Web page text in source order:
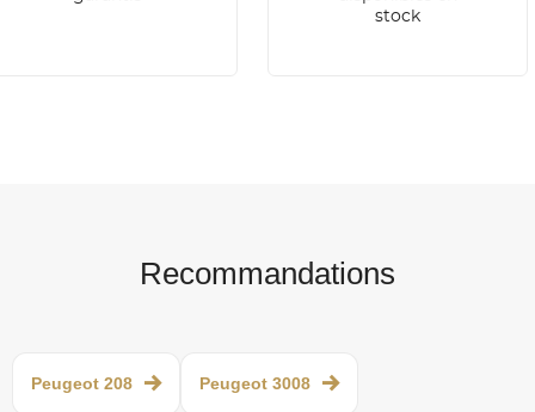
stock
Recommandations
Peugeot 208 Peugeot 3008